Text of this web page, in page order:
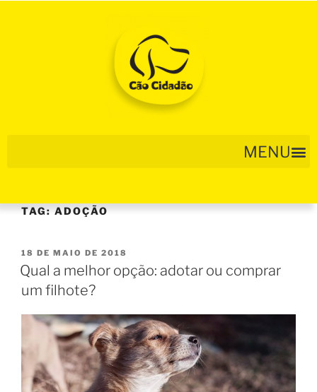
TAG:ADOÇÃO
18 DE MAIO DE 2018
Qual a melhor opção: adotar ou comprar
um filhote?